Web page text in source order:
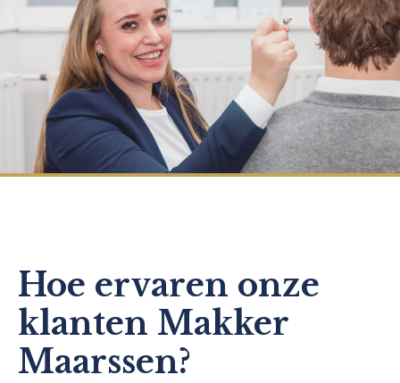
Hoe ervaren onze
klanten Makker
Maarssen?